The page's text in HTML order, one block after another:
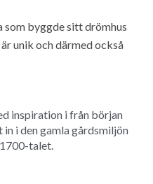
som byggde sitt drömhus
unik och därmed också